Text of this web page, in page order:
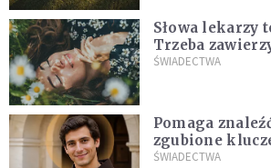
Słowa lekarzy
Trzeba
On wszystkim
ŚWIADECTWA
Pomaga
zgubione
niezwykłe
ŚWIADECTWA